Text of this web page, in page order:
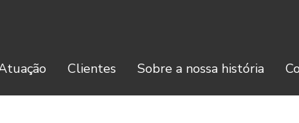
Clientes Sobre a nossa história